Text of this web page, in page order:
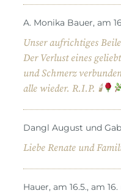
A. Monika Bauer, am
Unser aufrichtiges
Der Verlust eines
und Schmerz
alle wieder. R.I.P. 🕯
Dangl August und
Liebe Renate und
Hauer, am 16.5., am